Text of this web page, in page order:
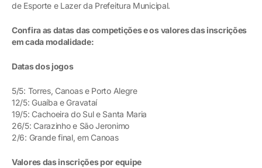
de Esporte e Lazer da Prefeitura Municipal.
Confira as datas das competições e os valores das inscrições
em cada modalidade:
Datas dos jogos
5/5: Torres, Canoas e Porto Alegre
12/5: Guaíba e Gravataí
19/5: Cachoeira do Sul e Santa Maria
26/5: Carazinho e São Jeronimo
2/6: Grande final, em Canoas
Valores das inscrições por equipe